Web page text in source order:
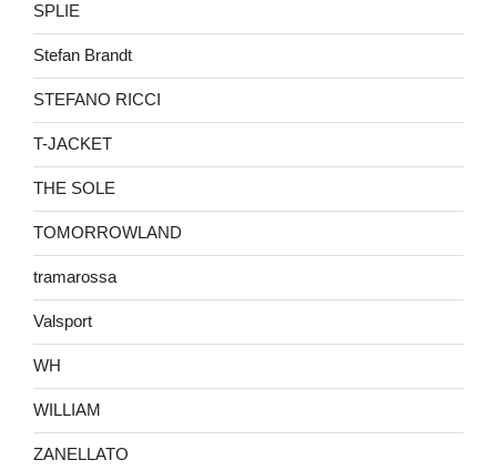
SPLIE
Stefan Brandt
STEFANO RICCI
T-JACKET
THE SOLE
TOMORROWLAND
tramarossa
Valsport
WH
WILLIAM
ZANELLATO